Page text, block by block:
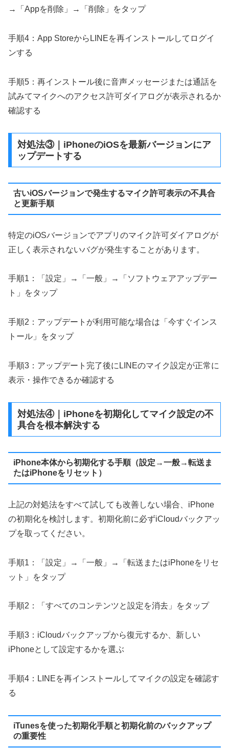
→「Appを削除」→「削除」をタップ
手順4：App StoreからLINEを再インストールしてログイ
ンする
手順5：再インストール後に音声メッセージまたは通話を
試みてマイクへのアクセス許可ダイアログが表示されるか
確認する
対処法③｜iPhoneのiOSを最新バージョンにア
ップデートする
古いiOSバージョンで発生するマイク許可表示の不具合
と更新手順
特定のiOSバージョンでアプリのマイク許可ダイアログが
正しく表示されないバグが発生することがあります。
手順1：「設定」→「一般」→「ソフトウェアアップデー
ト」をタップ
手順2：アップデートが利用可能な場合は「今すぐインス
トール」をタップ
手順3：アップデート完了後にLINEのマイク設定が正常に
表示・操作できるか確認する
対処法④｜iPhoneを初期化してマイク設定の不
具合を根本解決する
iPhone本体から初期化する手順（設定→一般→転送ま
たはiPhoneをリセット）
上記の対処法をすべて試しても改善しない場合、iPhone
の初期化を検討します。初期化前に必ずiCloudバックアッ
プを取ってください。
手順1：「設定」→「一般」→「転送またはiPhoneをリセ
ット」をタップ
手順2：「すべてのコンテンツと設定を消去」をタップ
手順3：iCloudバックアップから復元するか、新しい
iPhoneとして設定するかを選ぶ
手順4：LINEを再インストールしてマイクの設定を確認す
る
iTunesを使った初期化手順と初期化前のバックアップ
の重要性